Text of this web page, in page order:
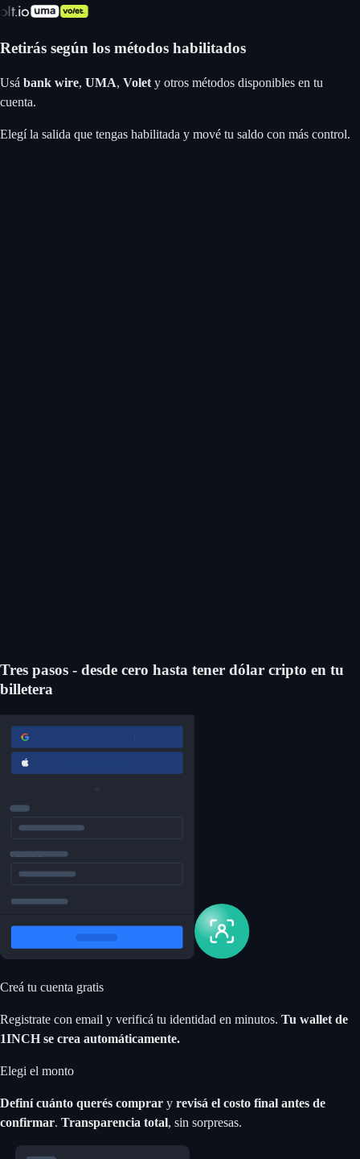
Retirás según los métodos habilitados
Usá bank wire, UMA, Volet y otros métodos disponibles en tu
cuenta.
Elegí la salida que tengas habilitada y mové tu saldo con más control.
Tres pasos - desde cero hasta tener dólar cripto en tu
billetera
Creá tu cuenta gratis
Registrate con email y verificá tu identidad en minutos. Tu wallet de
1INCH se crea automáticamente.
Elegi el monto
Definí cuánto querés comprar y revisá el costo final antes de
confirmar. Transparencia total, sin sorpresas.